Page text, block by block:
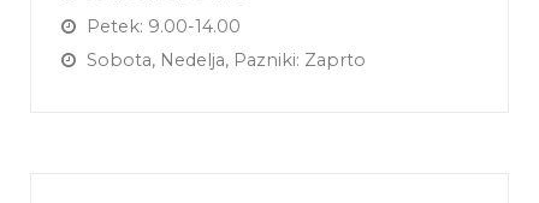
Petek: 9.00-14.00
Sobota, Nedelja, Pazniki: Zaprto